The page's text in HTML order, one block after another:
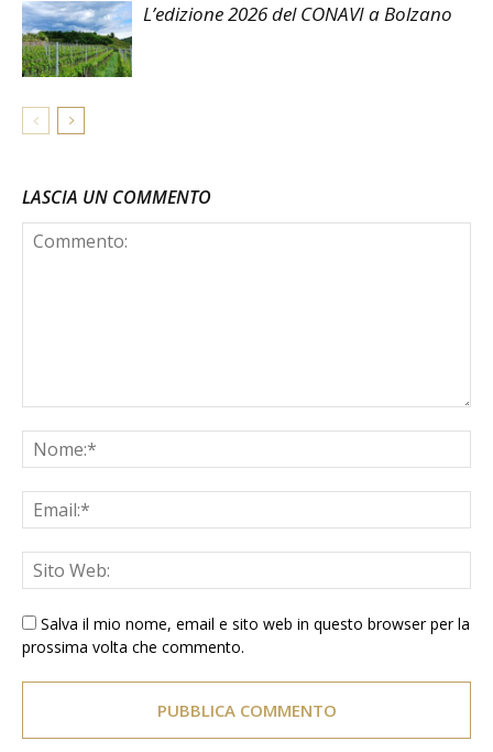
L’edizione 2026 del CONAVI a Bolzano
LASCIA UN COMMENTO
Salva il mio nome, email e sito web in questo browser per la
prossima volta che commento.